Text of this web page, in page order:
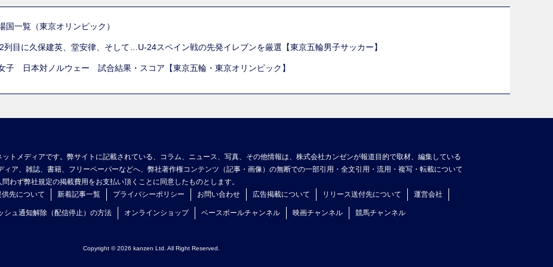
一覧（東京オリンピック）
列目に久保建英、堂安律、そして…U-24スペイン戦の先発イレブンを厳選【東京五輪男子サッカー】
子 日本対ノルウェー 試合結果・スコア【東京五輪・東京オリンピック】
ットメディアです。弊サイトに記載されている、コラム、ニュース、写真、その他情報は、株式会社カンゼンが報道目的で取材、編集している
ア、雑誌、書籍、フリーペーパーなどへ、弊社著作権コンテンツ（記事・画像）の無断での一部引用・全文引用・流用・複写・転載について
わず弊社規定の掲載費用をお支払い頂くことに同意したものとします。
先について 新着記事一覧 プライバシーポリシー お問い合わせ 広告掲載について リリース送付先について 運営会社
シュ通知解除（配信停止）の方法 オンラインショップ ベースボールチャンネル 映画チャンネル 競馬チャンネル
Copyright © 2026 kanzen Ltd. All Right Reserved.